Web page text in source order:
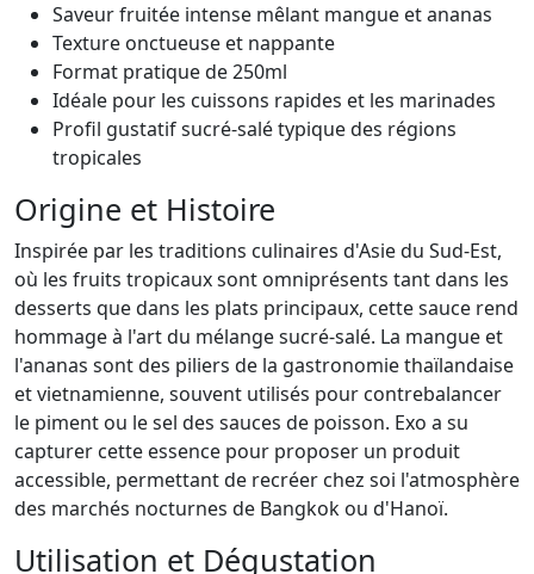
Saveur fruitée intense mêlant mangue et ananas
Texture onctueuse et nappante
Format pratique de 250ml
Idéale pour les cuissons rapides et les marinades
Profil gustatif sucré-salé typique des régions
tropicales
Origine et Histoire
Inspirée par les traditions culinaires d'Asie du Sud-Est,
où les fruits tropicaux sont omniprésents tant dans les
desserts que dans les plats principaux, cette sauce rend
hommage à l'art du mélange sucré-salé. La mangue et
l'ananas sont des piliers de la gastronomie thaïlandaise
et vietnamienne, souvent utilisés pour contrebalancer
le piment ou le sel des sauces de poisson. Exo a su
capturer cette essence pour proposer un produit
accessible, permettant de recréer chez soi l'atmosphère
des marchés nocturnes de Bangkok ou d'Hanoï.
Utilisation et Dégustation